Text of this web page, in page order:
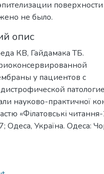
поверхности
не было.
опис
КВ, Гайдамака ТБ.
у пациентов с
науково-практичної
«Філатовські
Одеса, Україна. Одеса: